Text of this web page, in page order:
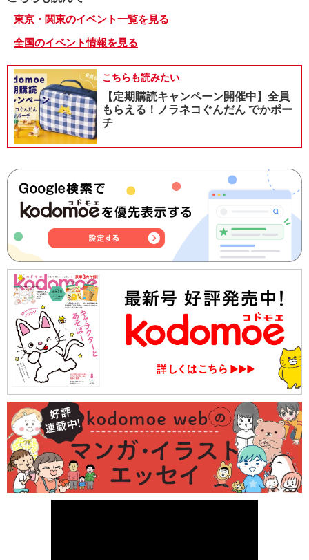
東京・関東のイベント一覧を見る
全国のイベント情報を見る
こちらも読みたい
【定期購読キャンペーン開催中】全員
もらえる！ノラネコぐんだん でかポー
チ